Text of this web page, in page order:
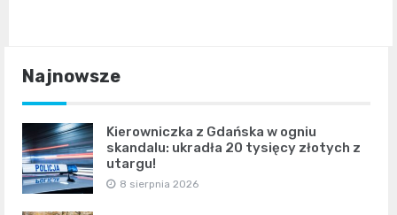
Najnowsze
Kierowniczka z Gdańska w ogniu
skandalu: ukradła 20 tysięcy złotych z
utargu!
8 sierpnia 2026